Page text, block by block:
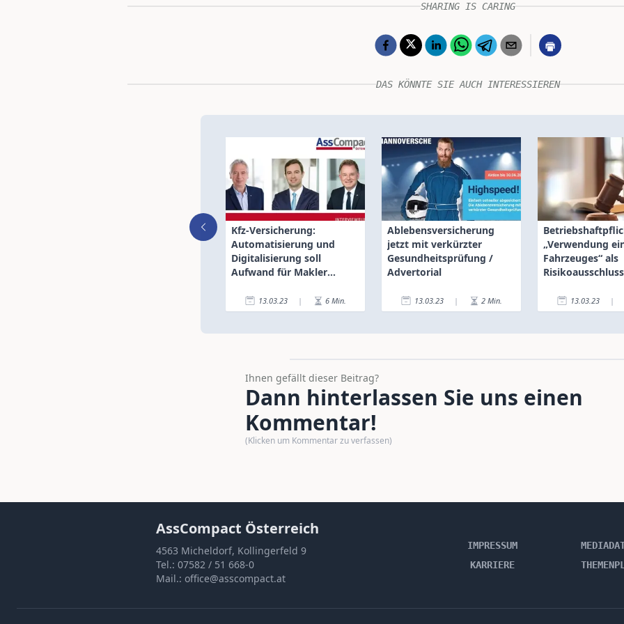
SHARING IS CARING
DAS KÖNNTE SIE AUCH INTERESSIEREN
Kfz-Versicherung:
Automatisierung und
Digitalisierung soll
Aufwand für Makler
13.03.23 | 6 Min.
Ablebensversicherung
jetzt mit verkürzter
Gesundheitsprüfung /
Advertorial
13.03.23 | 2 Min.
„Verwendung
Fahrzeuges“ als
Risikoausschluss
13.03.23 |
Ihnen gefällt dieser Beitrag?
Dann hinterlassen Sie uns einen
Kommentar!
(Klicken um Kommentar zu verfassen)
AssCompact Österreich
4563 Micheldorf, Kollingerfeld 9
Tel.: 07582 / 51 668-0
Mail.: office@asscompact.at
IMPRESSUM
KARRIERE